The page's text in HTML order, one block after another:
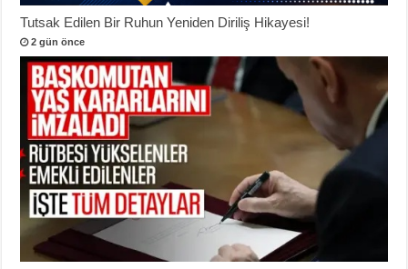
Tutsak Edilen Bir Ruhun Yeniden Diriliş Hikayesi!
2 gün önce